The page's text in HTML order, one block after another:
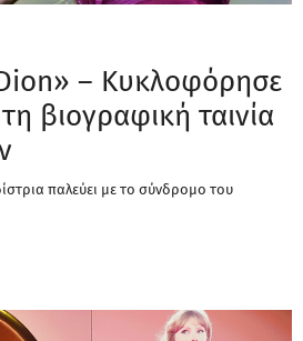
– Κυκλοφόρησε
βιογραφική ταινία
παλεύει με το σύνδρομο του